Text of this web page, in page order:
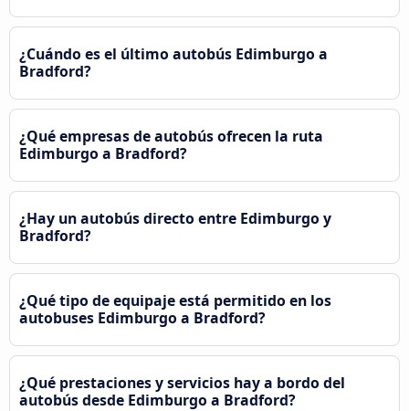
¿Cuándo es el último autobús Edimburgo a
Bradford?
¿Qué empresas de autobús ofrecen la ruta
Edimburgo a Bradford?
¿Hay un autobús directo entre Edimburgo y
Bradford?
¿Qué tipo de equipaje está permitido en los
autobuses Edimburgo a Bradford?
¿Qué prestaciones y servicios hay a bordo del
autobús desde Edimburgo a Bradford?